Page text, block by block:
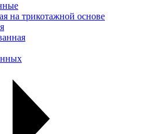
на трикотажной основе